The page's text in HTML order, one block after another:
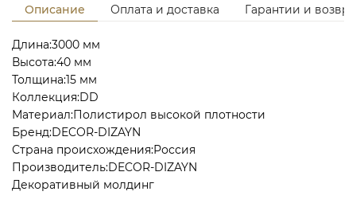
Описание Оплата и доставка Гарантии и
Длина:3000 мм
Высота:40 мм
Толщина:15 мм
Коллекция:DD
Материал:Полистирол высокой плотности
Бренд:DECOR-DIZAYN
Страна происхождения:Россия
Производитель:DECOR-DIZAYN
Декоративный молдинг